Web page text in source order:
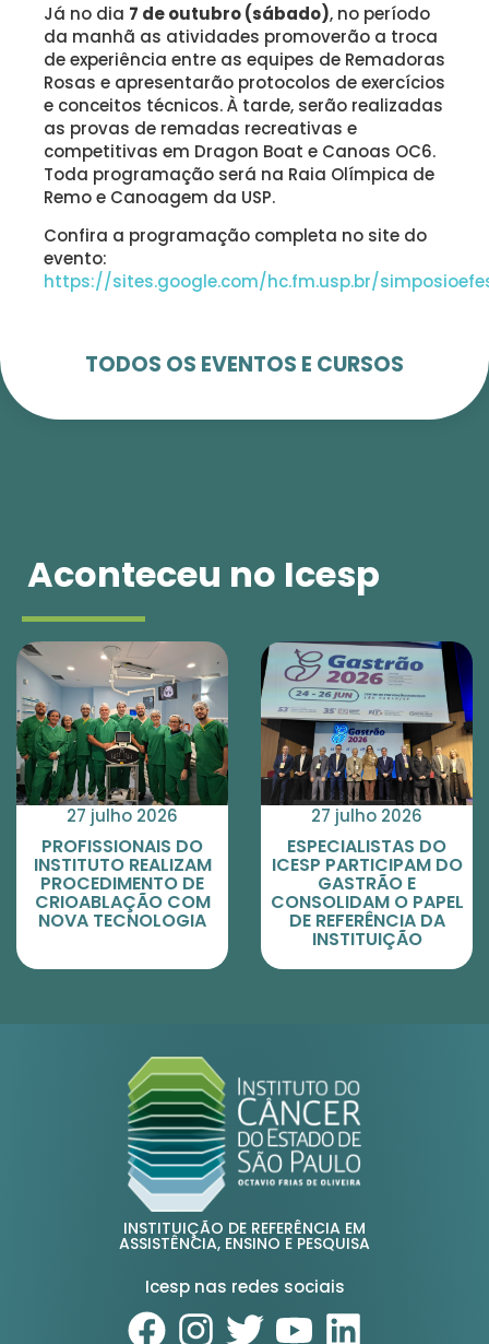
Já no dia 7 de outubro(sábado), no período
da manhã as atividades promoverão a troca
de experiência entre as equipes de Remadoras
Rosas e apresentarão protocolos de exercícios
e conceitos técnicos. À tarde, serão realizadas
as provas de remadas recreativas e
competitivas em Dragon Boat e Canoas OC6.
Toda programação será na Raia Olímpica de
Remo e Canoagem da USP.
Confira a programação completa no site do
evento:
https://sites.google.com/hc.fm.usp.br/
TODOS OS EVENTOS E CURSOS
Aconteceu no Icesp
27 julho 2026
PROFISSIONAIS DO
INSTITUTO REALIZAM
PROCEDIMENTO DE
CRIOABLAÇÃO COM
NOVA TECNOLOGIA
27 julho 2026
ESPECIALISTAS DO
ICESP PARTICIPAM DO
GASTRÃO E
CONSOLIDAM O PAPEL
DE REFERÊNCIA DA
INSTITUIÇÃO
INSTITUIÇÃO DE REFERÊNCIA EM
ASSISTÊNCIA, ENSINO E PESQUISA
Icesp nas redes sociais